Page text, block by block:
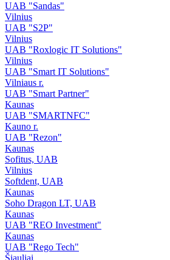
UAB "Sandas"
Vilnius
UAB "S2P"
Vilnius
UAB "Roxlogic IT Solutions"
Vilnius
UAB "Smart IT Solutions"
Vilniaus r.
UAB "Smart Partner"
Kaunas
UAB "SMARTNFC"
Kauno r.
UAB "Rezon"
Kaunas
Sofitus, UAB
Vilnius
Softdent, UAB
Kaunas
Soho Dragon LT, UAB
Kaunas
UAB "REO Investment"
Kaunas
UAB "Rego Tech"
Šiauliai